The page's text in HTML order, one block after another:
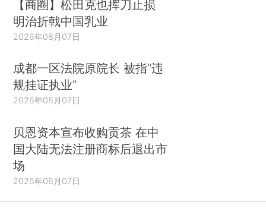
【商圈】松田克也挥刀止损
明治折戟中国乳业
2026年08月07日
成都一区法院原院长 被指“违
规挂证执业”
2026年08月07日
贝恩资本宣布收购贡茶 在中
国大陆无法注册商标后退出市
场
2026年08月07日